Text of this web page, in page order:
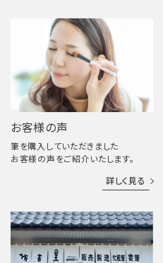
お客様の声
筆を購入していただきました
お客様の声をご紹介いたします。
詳しく見る